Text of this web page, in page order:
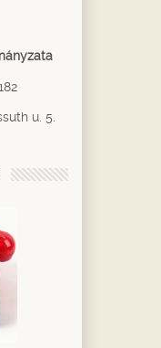
u. 5.